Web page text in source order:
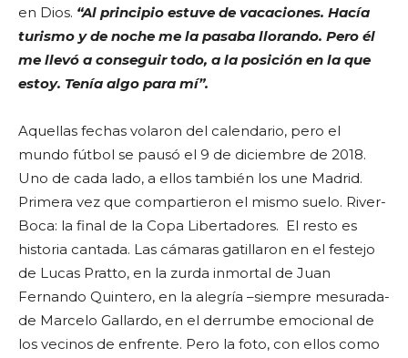
en Dios. “Al principio estuve de vacaciones. Hacía
turismo y de noche me la pasaba llorando. Pero él
me llevó a conseguir todo, a la posición en la que
estoy. Tenía algo para mí”.
Aquellas fechas volaron del calendario, pero el
mundo fútbol se pausó el 9 de diciembre de 2018.
Uno de cada lado, a ellos también los une Madrid.
Primera vez que compartieron el mismo suelo. River-
Boca: la final de la Copa Libertadores. El resto es
historia cantada. Las cámaras gatillaron en el festejo
de Lucas Pratto, en la zurda inmortal de Juan
Fernando Quintero, en la alegría –siempre mesurada-
de Marcelo Gallardo, en el derrumbe emocional de
los vecinos de enfrente. Pero la foto, con ellos como